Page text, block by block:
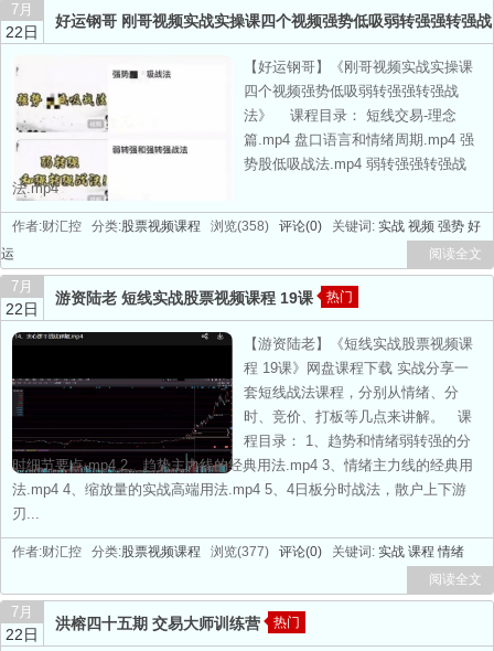
7月
22日
好运钢哥 刚哥视频实战实操课四个视频强势低吸弱转强强转强战
法
【好运钢哥】《刚哥视频实战实操课
四个视频强势低吸弱转强强转强战
法》 课程目录： 短线交易-理念
篇.mp4 盘口语言和情绪周期.mp4 强
势股低吸战法.mp4 弱转强强转强战
法.mp4
作者:财汇控 分类:股票视频课程 浏览(358) 评论(0) 关键词: 实战 视频 强势 好
运
阅读全文
7月
22日
游资陆老 短线实战股票视频课程 19课 热门
【游资陆老】《短线实战股票视频课
程 19课》网盘课程下载 实战分享一
套短线战法课程，分别从情绪、分
时、竞价、打板等几点来讲解。 课
程目录： 1、趋势和情绪弱转强的分
时细节要点.mp4 2、趋势主力线的经典用法.mp4 3、情绪主力线的经典用
法.mp4 4、缩放量的实战高端用法.mp4 5、4日板分时战法，散户上下游
刃...
作者:财汇控 分类:股票视频课程 浏览(377) 评论(0) 关键词: 实战 课程 情绪
阅读全文
7月
22日
洪榕四十五期 交易大师训练营 热门